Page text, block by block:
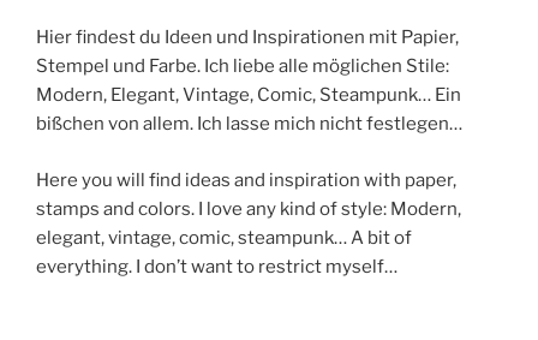
Hier findest du Ideen und Inspirationen mit Papier,
Stempel und Farbe. Ich liebe alle möglichen Stile:
Modern, Elegant, Vintage, Comic, Steampunk… Ein
bißchen von allem. Ich lasse mich nicht festlegen…
Here you will find ideas and inspiration with paper,
stamps and colors. I love any kind of style: Modern,
elegant, vintage, comic, steampunk… A bit of
everything. I don’t want to restrict myself…